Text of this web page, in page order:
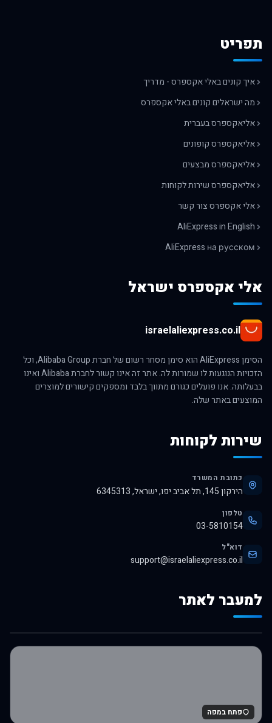
תפריט
איך קונים באלי אקספרס - מדריך
מה ישראלים קונים באלי אקספרס
אליאקספרס בעברית
אליאקספרס קופונים
אליאקספרס מבצעים
אליאקספרס שירות לקוחות
אלי אקספרס צור קשר
AliExpress in English
AliExpress на русском
אלי אקספרס ישראל
israelaliexpress.co.il
הסימן AliExpress הוא סימן מסחר רשום של חברת Alibaba Group, וכל
הזכויות הנוגעות לו שמורות לה. אתר זה אינו קשור לחברת Alibaba ואינו
בבעלותה. אנו פועלים כגורם מתווך בלבד ומספקים קישורים למוצרים
המוצעים באתר שלה.
שירות לקוחות
כתובת המשרד
הירקון 145, תל אביב יפו, ישראל, 6345313
טלפון
03-5810154
דוא"ל
support@israelaliexpress.co.il
למעבר לאתר
לרכישה באלי אקספרס
פתח במפה